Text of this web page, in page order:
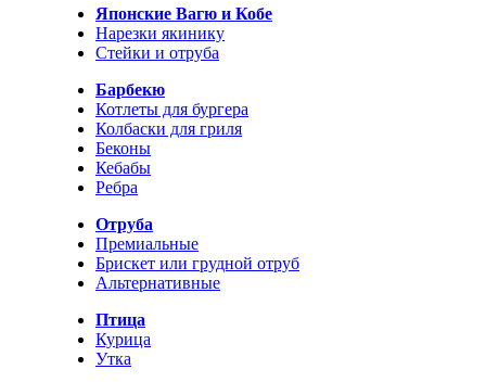
Японские Вагю и Кобе
Нарезки якинику
Стейки и отруба
Барбекю
Котлеты для бургера
Колбаски для гриля
Беконы
Кебабы
Ребра
Отруба
Премиальные
Брискет или грудной отруб
Альтернативные
Птица
Курица
Утка